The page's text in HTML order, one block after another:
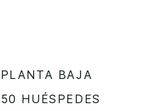
PLANTA BAJA
50 HUÉSPEDES